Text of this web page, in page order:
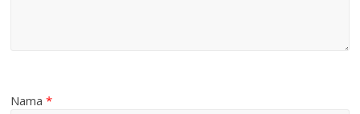
Nama*